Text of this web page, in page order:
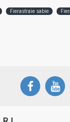
Fierastraie sabie